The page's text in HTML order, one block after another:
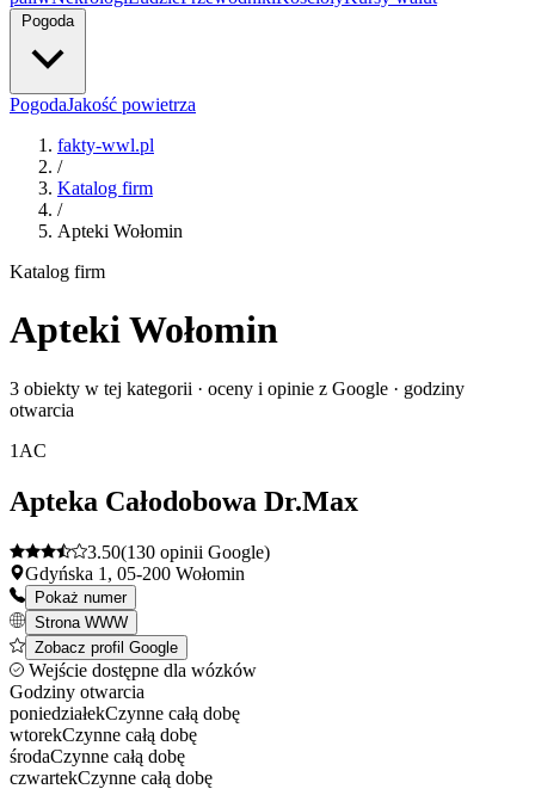
Pogoda
PogodaJakość powietrza
fakty-wwl.pl
/
Katalog firm
/
Apteki Wołomin
Katalog firm
Apteki Wołomin
3 obiekty w tej kategorii · oceny i opinie z Google · godziny
otwarcia
1 AC
Apteka Całodobowa Dr.Max
3.50(130 opinii Google)
Gdyńska 1, 05-200 Wołomin
Pokaż numer
Strona WWW
Zobacz profil Google
Wejście dostępne dla wózków
Godziny otwarcia
poniedziałekCzynne całą dobę
wtorekCzynne całą dobę
środaCzynne całą dobę
czwartekCzynne całą dobę